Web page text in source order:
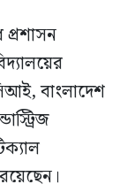
প্রশাসন
বাংলাদেশ